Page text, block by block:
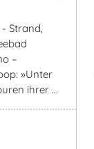
Strand,
–
»Unter
ihrer ...